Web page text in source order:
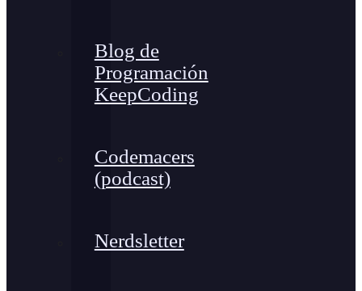
Blog de
Programación
KeepCoding
Codemacers
(podcast)
Nerdsletter